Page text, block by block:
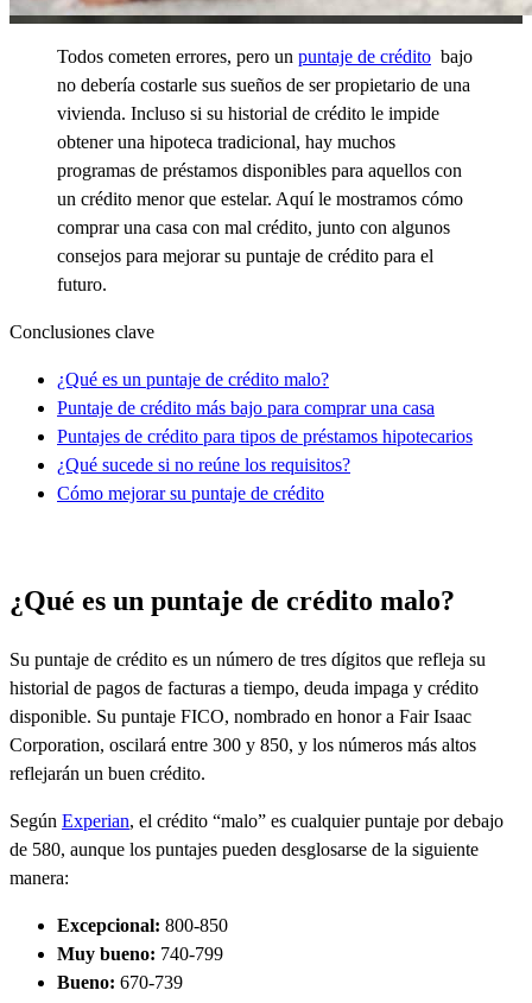
Todos cometen errores, pero un puntaje de crédito bajo
no debería costarle sus sueños de ser propietario de una
vivienda. Incluso si su historial de crédito le impide
obtener una hipoteca tradicional, hay muchos
programas de préstamos disponibles para aquellos con
un crédito menor que estelar. Aquí le mostramos cómo
comprar una casa con mal crédito, junto con algunos
consejos para mejorar su puntaje de crédito para el
futuro.
Conclusiones clave
¿Qué es un puntaje de crédito malo?
Puntaje de crédito más bajo para comprar una casa
Puntajes de crédito para tipos de préstamos hipotecarios
¿Qué sucede si no reúne los requisitos?
Cómo mejorar su puntaje de crédito
¿Qué es un puntaje de crédito malo?
Su puntaje de crédito es un número de tres dígitos que refleja su
historial de pagos de facturas a tiempo, deuda impaga y crédito
disponible. Su puntaje FICO, nombrado en honor a Fair Isaac
Corporation, oscilará entre 300 y 850, y los números más altos
reflejarán un buen crédito.
Según Experian, el crédito “malo” es cualquier puntaje por debajo
de 580, aunque los puntajes pueden desglosarse de la siguiente
manera:
Excepcional: 800-850
Muy bueno: 740-799
Bueno: 670-739